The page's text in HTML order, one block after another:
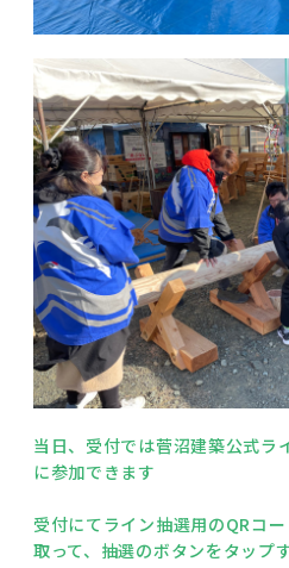
当日、受付では菅沼建築公式ラ
に参加できます
受付にてライン抽選用のQRコ
取って、抽選のボタンをタップ